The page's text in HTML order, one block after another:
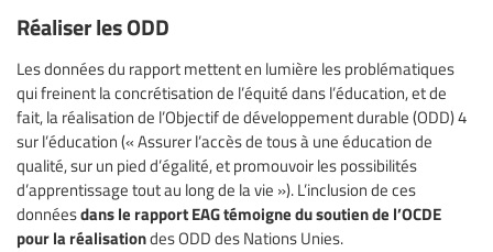
Réaliser les ODD
Les données du rapport mettent en lumière les problématiques
qui freinent la concrétisation de l’équité dans l’éducation, et de
fait, la réalisation de l’Objectif de développement durable (ODD) 4
sur l’éducation (« Assurer l’accès de tous à une éducation de
qualité, sur un pied d’égalité, et promouvoir les possibilités
d’apprentissage tout au long de la vie »). L’inclusion de ces
donnéesdans le rapport EAG témoigne du soutien de l’OCDE
pour la réalisationdes ODD des Nations Unies.